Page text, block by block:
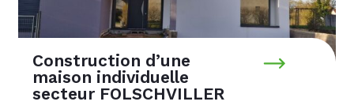
Construction d’une
maison individuelle
secteur FOLSCHVILLER